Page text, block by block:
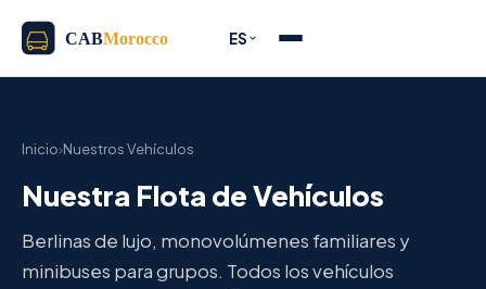
ES
Inicio›Nuestros Vehículos
Nuestra Flota de Vehículos
Berlinas de lujo, monovolúmenes familiares y
minibuses para grupos. Todos los vehículos